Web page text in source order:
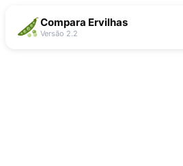
Compara Ervilhas
Versão 2.2